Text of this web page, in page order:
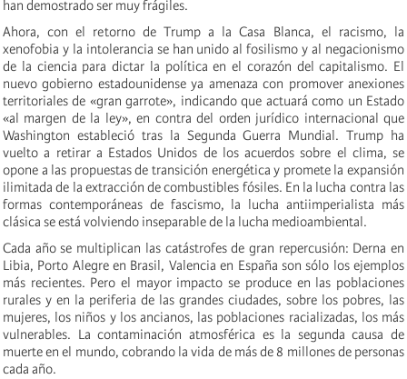
han demostrado ser muy frágiles.
Ahora, con el retorno de Trump a la Casa Blanca, el racismo, la
xenofobia y la intolerancia se han unido al fosilismo y al negacionismo
de la ciencia para dictar la política en el corazón del capitalismo. El
nuevo gobierno estadounidense ya amenaza con promover anexiones
territoriales de «gran garrote», indicando que actuará como un Estado
«al margen de la ley», en contra del orden jurídico internacional que
Washington estableció tras la Segunda Guerra Mundial. Trump ha
vuelto a retirar a Estados Unidos de los acuerdos sobre el clima, se
opone a las propuestas de transición energética y promete la expansión
ilimitada de la extracción de combustibles fósiles. En la lucha contra las
formas contemporáneas de fascismo, la lucha antiimperialista más
clásica se está volviendo inseparable de la lucha medioambiental.
Cada año se multiplican las catástrofes de gran repercusión: Derna en
Libia, Porto Alegre en Brasil, Valencia en España son sólo los ejemplos
más recientes. Pero el mayor impacto se produce en las poblaciones
rurales y en la periferia de las grandes ciudades, sobre los pobres, las
mujeres, los niños y los ancianos, las poblaciones racializadas, los más
vulnerables. La contaminación atmosférica es la segunda causa de
muerte en el mundo, cobrando la vida de más de 8 millones de personas
cada año.